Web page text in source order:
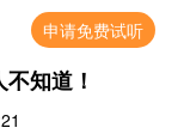
申请免费试听
知道！